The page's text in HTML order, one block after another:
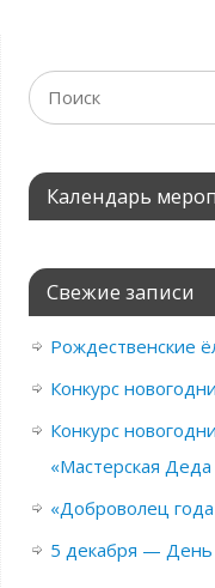
Календарь
Свежие записи
Рождественские
Конкурс
Конкурс
«Мастерская
«Доброволец
5 декабря —